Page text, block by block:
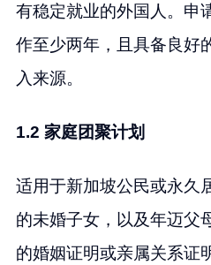
有稳定就业的外国人。申
作至少两年，且具备良好
入来源。
1.2 家庭团聚计划
适用于新加坡公民或永久
的未婚子女，以及年迈父
的婚姻证明或亲属关系证